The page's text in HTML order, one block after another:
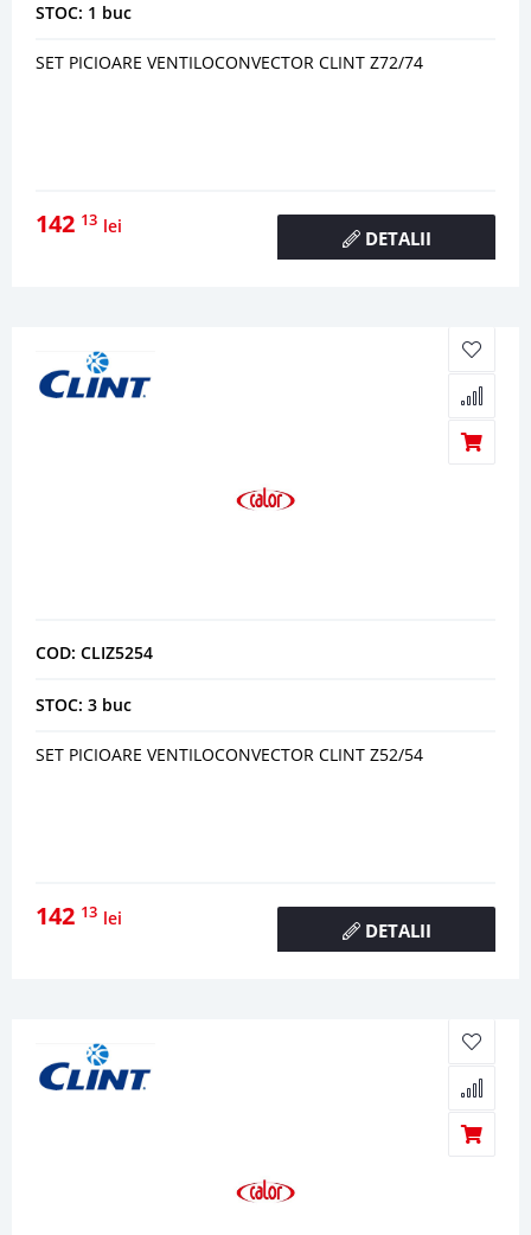
STOC: 1 buc
SET PICIOARE VENTILOCONVECTOR CLINT Z72/74
142 13 lei
DETALII
COD: CLIZ5254
STOC: 3 buc
SET PICIOARE VENTILOCONVECTOR CLINT Z52/54
142 13 lei
DETALII